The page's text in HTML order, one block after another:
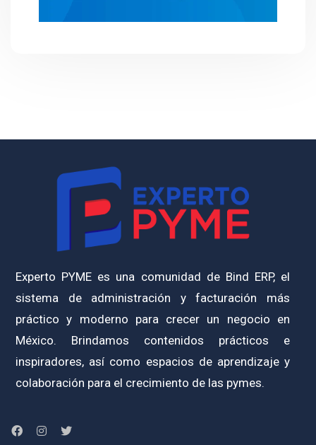
Experto PYME es una comunidad de Bind ERP, el
sistema de administración y facturación más
práctico y moderno para crecer un negocio en
México. Brindamos contenidos prácticos e
inspiradores, así como espacios de aprendizaje y
colaboración para el crecimiento de las pymes.